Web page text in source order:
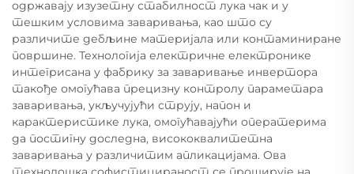
одржавају изузетну стабилност лука чак и у
тешким условима заваривања, као што су
различите дебљине материјала или контаминиране
површине. Технологија електричне електронике
интегрисана у фабрику за заваривање инвертора
такође омогућава прецизну контролу параметара
заваривања, укључујући струју, напон и
карактеристике лука, омогућавајући оператерима
да постигну доследна, висококвалитетна
заваривања у различитим апликацијама. Ова